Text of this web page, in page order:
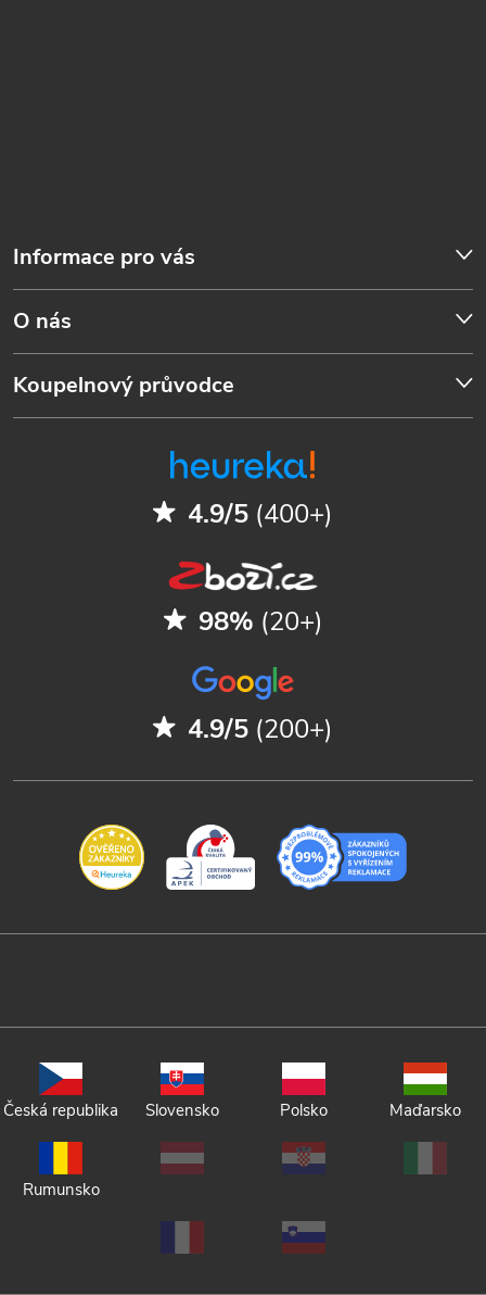
Informace pro vás
O nás
Koupelnový průvodce
4.9/5 (400+)
98% (20+)
4.9/5 (200+)
Česká republika Slovensko Polsko Maďarsko
Rumunsko